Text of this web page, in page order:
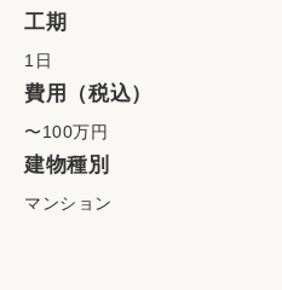
工期
1日
費用（税込）
〜100万円
建物種別
マンション